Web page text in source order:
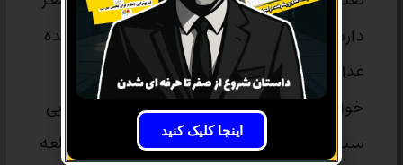
دارد. مطالعه بلافاصله پس از خوردن یک وعده
غذایی سنگین ممکن است منجر به
خواب‌آلودگی شود، اما خوردن یک وعده غذایی
سبک و مغذی می‌تواند انرژی لازم برای مطالعه
اینجا کلیک کنید